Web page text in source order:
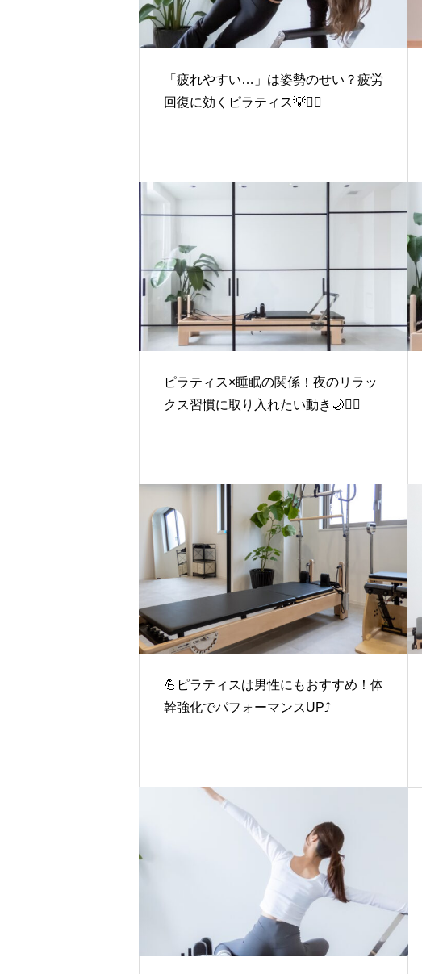
「疲れやすい…」は姿勢のせい？疲労
回復に効くピラティス💡🧘‍♀️
ピラティス×睡眠の関係！夜のリラッ
クス習慣に取り入れたい動き🌙🧘‍♀️
💪ピラティスは男性にもおすすめ！体
幹強化でパフォーマンスUP⤴️